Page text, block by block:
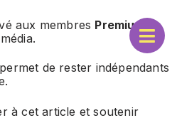
aux membres Premium
de rester indépendants
à cet article et soutenir